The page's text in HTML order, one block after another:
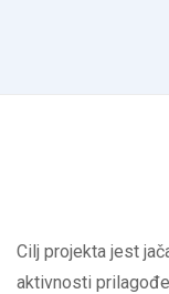
Cilj projekta jest
aktivnosti